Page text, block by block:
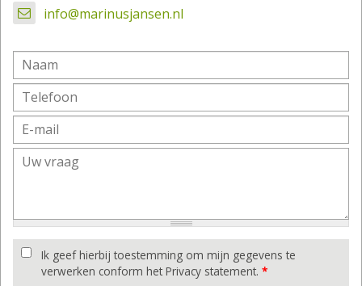
info@marinusjansen.nl
Ik geef hierbij toestemming om mijn gegevens te
verwerken conform het Privacy statement. *